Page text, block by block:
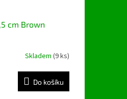
cm Brown
Skladem (9 ks)
Do košíku